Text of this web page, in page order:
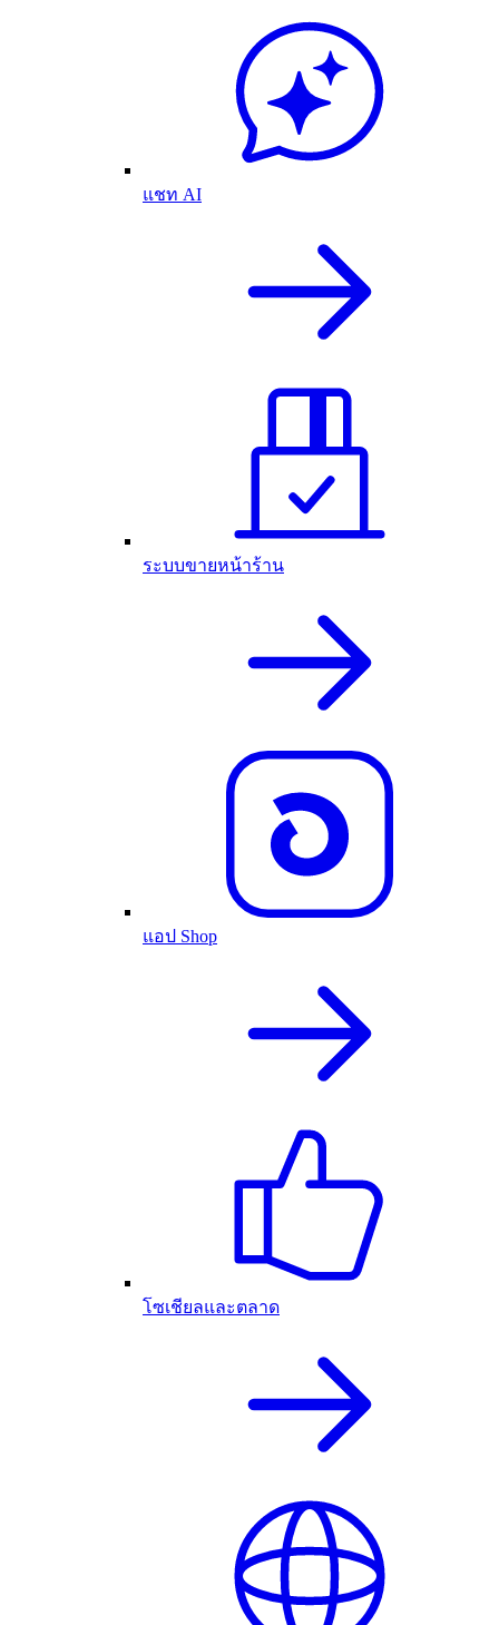
แชท AI
ระบบขายหน้าร้าน
แอป Shop
โซเชียลและตลาด